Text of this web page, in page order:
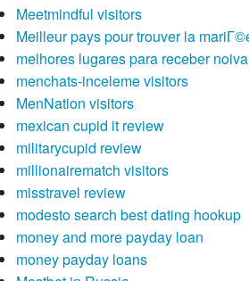
Meetmindful visitors
Meilleur pays pour trouver la
melhores lugares para receber
menchats-inceleme visitors
MenNation visitors
mexican cupid it review
militarycupid review
millionairematch visitors
misstravel review
modesto search best dating hookup
money and more payday loan
money payday loans